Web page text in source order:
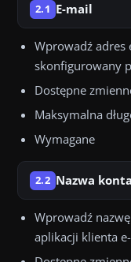
2.1 E-mail
Wprowadź adres
skonfigurowany
Dostępne
Maksymalna
Wymagane
2.2 Nazwa konta
Wprowadź
aplikacji klienta